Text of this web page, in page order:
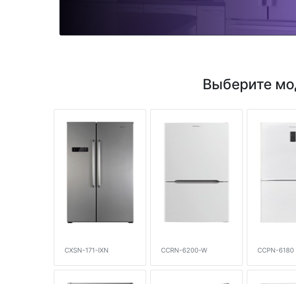
Выберите
CXSN-171-IXN CCRN-6200-W CCPN-6180